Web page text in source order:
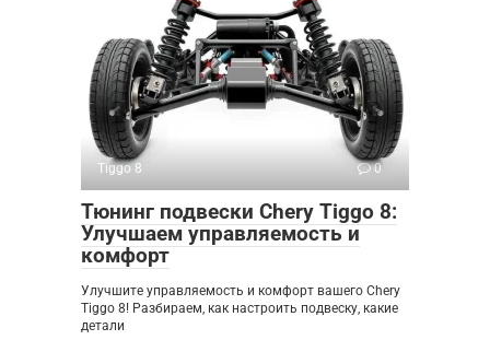
Tiggo 8 0
Тюнинг подвески Chery Tiggo 8:
Улучшаем управляемость и
комфорт
Улучшите управляемость и комфорт вашего Chery
Tiggo 8! Разбираем, как настроить подвеску, какие
детали